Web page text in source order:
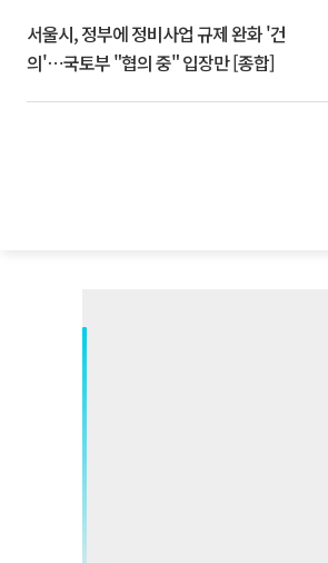
서울시, 정부에 정비사업 규제 완화 '건
의'⋯국토부 "협의 중" 입장만 [종합]